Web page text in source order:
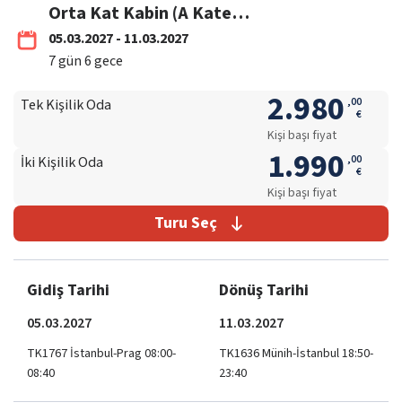
Orta Kat Kabin (A Kategori)
05.03.2027 - 11.03.2027
7gün6gece
Tek Kişilik Oda 2.980 ,00
€
Kişi başı fiyat
İki Kişilik Oda 1.990 ,00
€
Kişi başı fiyat
Turu Seç
Gidiş Tarihi
05.03.2027
TK1767 İstanbul-Prag 08:00-
08:40
Dönüş Tarihi
11.03.2027
TK1636 Münih-İstanbul 18:50-
23:40